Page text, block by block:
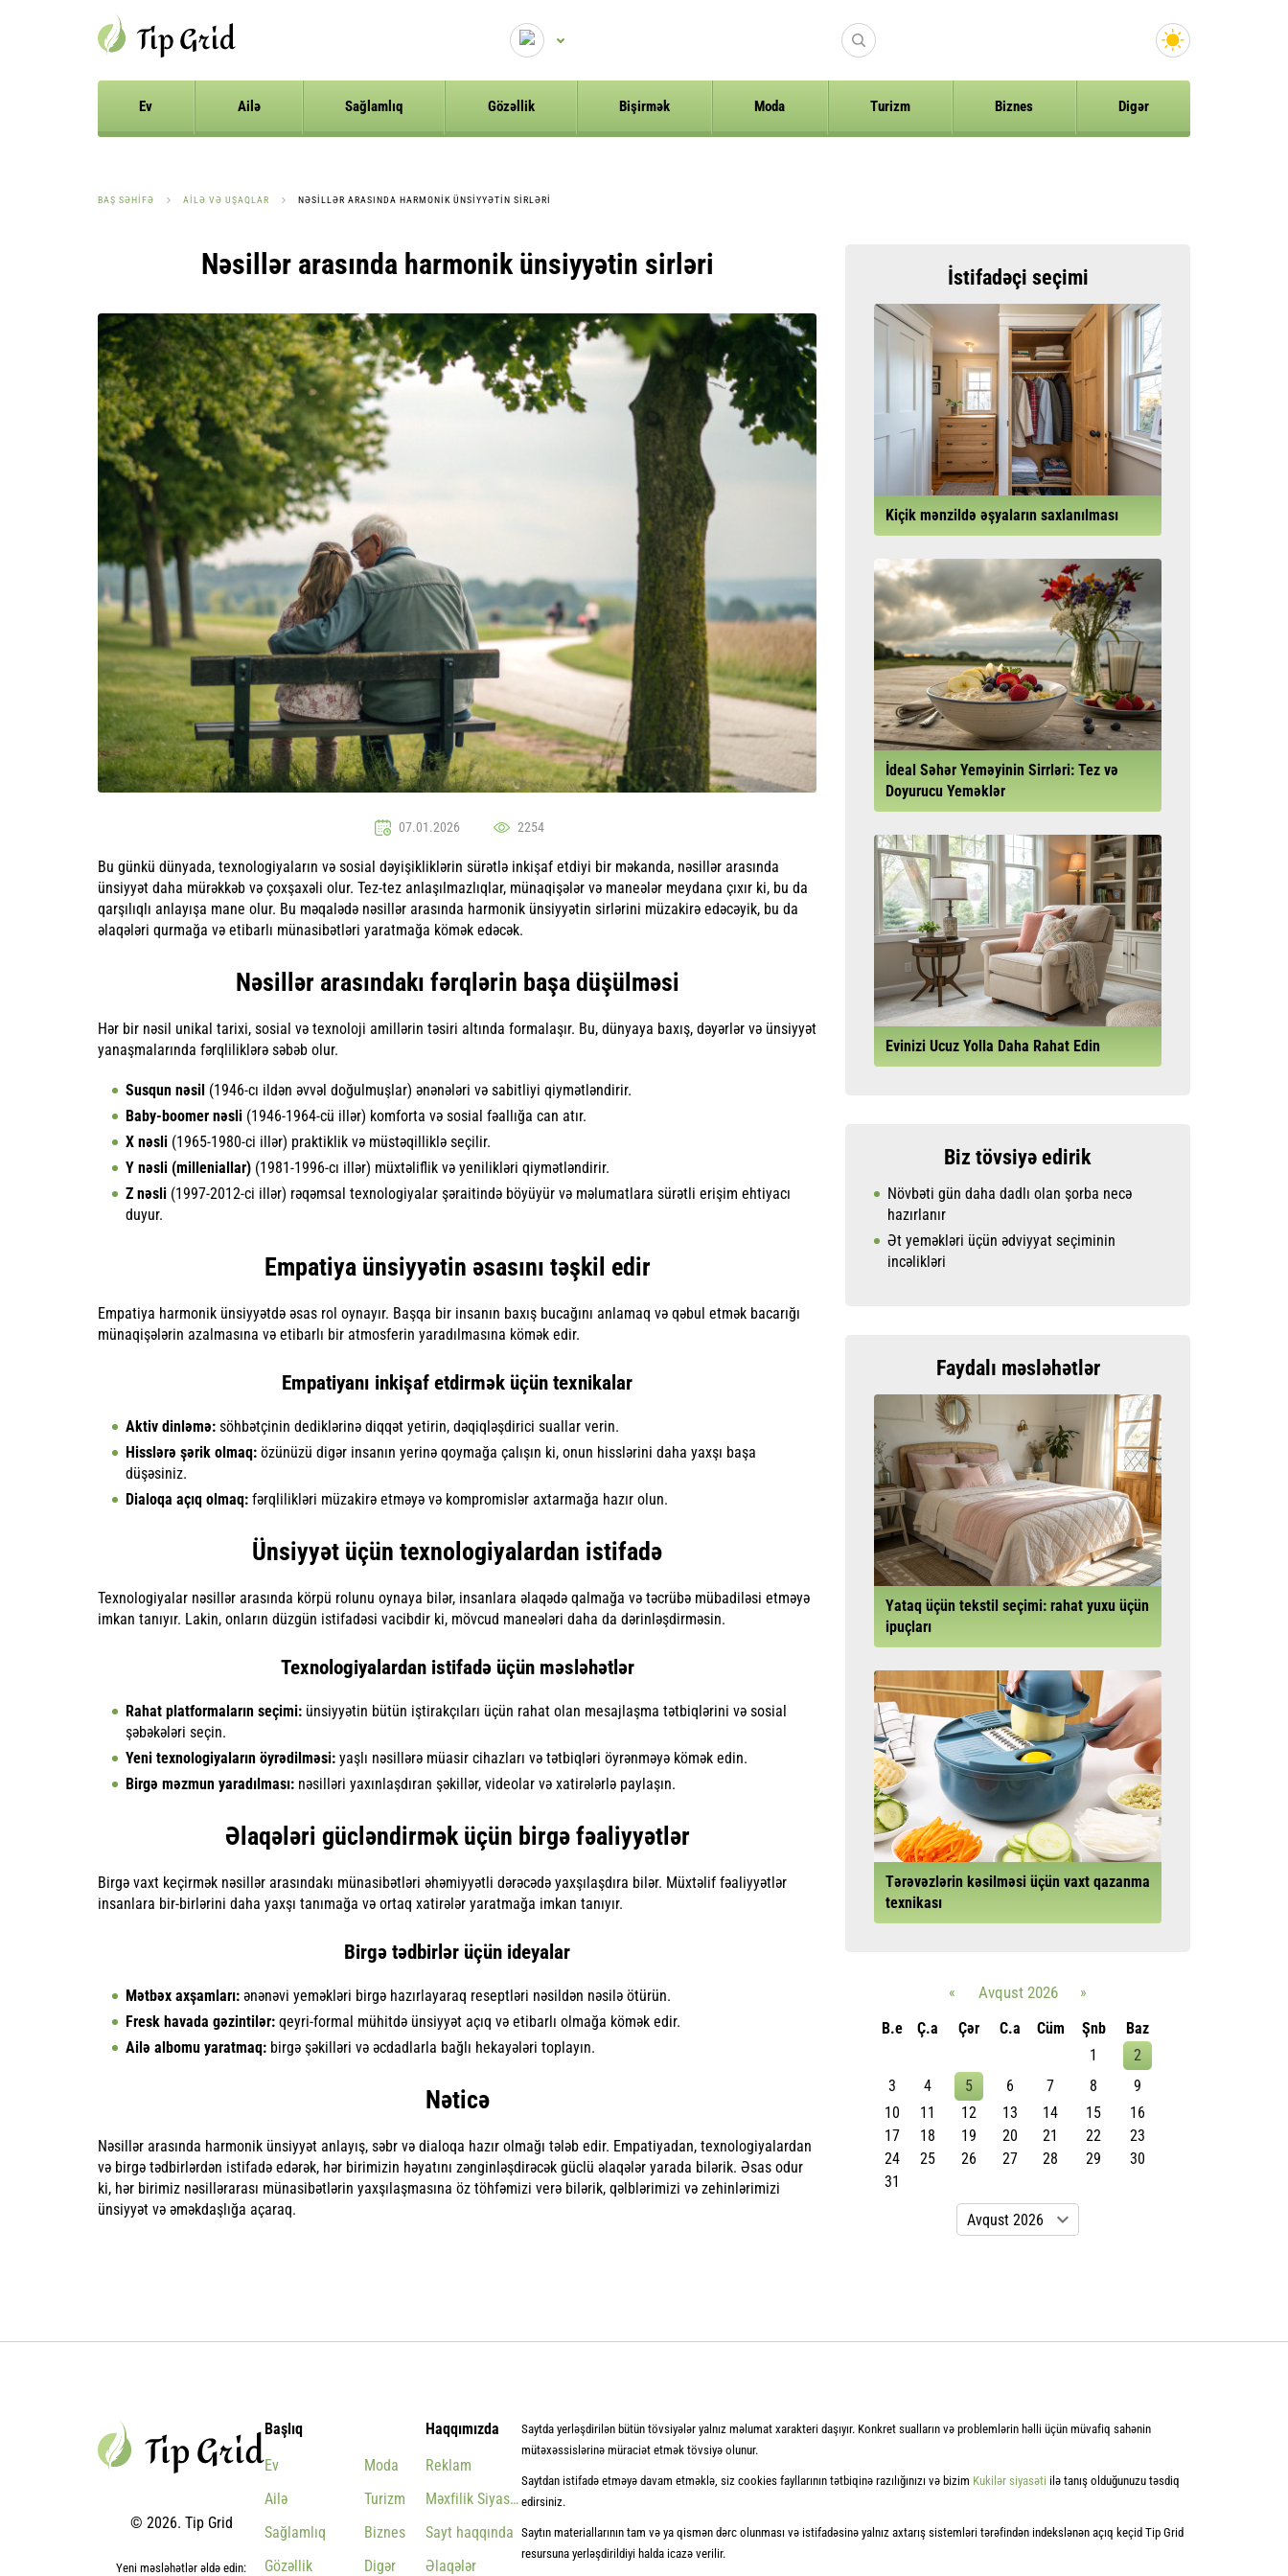
Ev Ailə Sağlamlıq Gözəllik Bişirmək Moda Turizm Biznes Digər
BAŞ SƏHIFƏ AILƏ VƏ UŞAQLAR NƏSILLƏR ARASINDA HARMONIK ÜNSIYYƏTIN SIRLƏRI
Nəsillər arasında harmonik ünsiyyətin sirləri
07.01.2026 2254
Bu günkü dünyada, texnologiyaların və sosial dəyişikliklərin sürətlə inkişaf etdiyi bir məkanda, nəsillər arasında
ünsiyyət daha mürəkkəb və çoxşaxəli olur. Tez-tez anlaşılmazlıqlar, münaqişələr və maneələr meydana çıxır ki, bu da
qarşılıqlı anlayışa mane olur. Bu məqalədə nəsillər arasında harmonik ünsiyyətin sirlərini müzakirə edəcəyik, bu da
əlaqələri qurmağa və etibarlı münasibətləri yaratmağa kömək edəcək.
Nəsillər arasındakı fərqlərin başa düşülməsi
Hər bir nəsil unikal tarixi, sosial və texnoloji amillərin təsiri altında formalaşır. Bu, dünyaya baxış, dəyərlər və ünsiyyət
yanaşmalarında fərqliliklərə səbəb olur.
Susqun nəsil (1946-cı ildən əvvəl doğulmuşlar) ənənələri və sabitliyi qiymətləndirir.
Baby-boomer nəsli (1946-1964-cü illər) komforta və sosial fəallığa can atır.
X nəsli (1965-1980-ci illər) praktiklik və müstəqilliklə seçilir.
Y nəsli (milleniallar) (1981-1996-cı illər) müxtəliflik və yenilikləri qiymətləndirir.
Z nəsli (1997-2012-ci illər) rəqəmsal texnologiyalar şəraitində böyüyür və məlumatlara sürətli erişim ehtiyacı
duyur.
Empatiya ünsiyyətin əsasını təşkil edir
Empatiya harmonik ünsiyyətdə əsas rol oynayır. Başqa bir insanın baxış bucağını anlamaq və qəbul etmək bacarığı
münaqişələrin azalmasına və etibarlı bir atmosferin yaradılmasına kömək edir.
Empatiyanı inkişaf etdirmək üçün texnikalar
Aktiv dinləmə: söhbətçinin dediklərinə diqqət yetirin, dəqiqləşdirici suallar verin.
Hisslərə şərik olmaq: özünüzü digər insanın yerinə qoymağa çalışın ki, onun hisslərini daha yaxşı başa
düşəsiniz.
Dialoqa açıq olmaq: fərqlilikləri müzakirə etməyə və kompromislər axtarmağa hazır olun.
Ünsiyyət üçün texnologiyalardan istifadə
Texnologiyalar nəsillər arasında körpü rolunu oynaya bilər, insanlara əlaqədə qalmağa və təcrübə mübadiləsi etməyə
imkan tanıyır. Lakin, onların düzgün istifadəsi vacibdir ki, mövcud maneələri daha da dərinləşdirməsin.
Texnologiyalardan istifadə üçün məsləhətlər
Rahat platformaların seçimi: ünsiyyətin bütün iştirakçıları üçün rahat olan mesajlaşma tətbiqlərini və sosial
şəbəkələri seçin.
Yeni texnologiyaların öyrədilməsi: yaşlı nəsillərə müasir cihazları və tətbiqləri öyrənməyə kömək edin.
Birgə məzmun yaradılması: nəsilləri yaxınlaşdıran şəkillər, videolar və xatirələrlə paylaşın.
Əlaqələri gücləndirmək üçün birgə fəaliyyətlər
Birgə vaxt keçirmək nəsillər arasındakı münasibətləri əhəmiyyətli dərəcədə yaxşılaşdıra bilər. Müxtəlif fəaliyyətlər
insanlara bir-birlərini daha yaxşı tanımağa və ortaq xatirələr yaratmağa imkan tanıyır.
Birgə tədbirlər üçün ideyalar
Mətbəx axşamları: ənənəvi yeməkləri birgə hazırlayaraq reseptləri nəsildən nəsilə ötürün.
Fresk havada gəzintilər: qeyri-formal mühitdə ünsiyyət açıq və etibarlı olmağa kömək edir.
Ailə albomu yaratmaq: birgə şəkilləri və əcdadlarla bağlı hekayələri toplayın.
Nəticə
Nəsillər arasında harmonik ünsiyyət anlayış, səbr və dialoqa hazır olmağı tələb edir. Empatiyadan, texnologiyalardan
və birgə tədbirlərdən istifadə edərək, hər birimizin həyatını zənginləşdirəcək güclü əlaqələr yarada bilərik. Əsas odur
ki, hər birimiz nəsillərarası münasibətlərin yaxşılaşmasına öz töhfəmizi verə bilərik, qəlblərimizi və zehinlərimizi
ünsiyyət və əməkdaşlığa açaraq.
İstifadəçi seçimi
Kiçik mənzildə əşyaların saxlanılması
İdeal Səhər Yeməyinin Sirrləri: Tez və
Doyurucu Yeməklər
Evinizi Ucuz Yolla Daha Rahat Edin
Biz tövsiyə edirik
Növbəti gün daha dadlı olan şorba necə
hazırlanır
Ət yeməkləri üçün ədviyyat seçiminin
incəlikləri
Faydalı məsləhətlər
Yataq üçün tekstil seçimi: rahat yuxu üçün
ipuçları
Tərəvəzlərin kəsilməsi üçün vaxt qazanma
texnikası
« Avqust 2026
»
B.e
Ç.a Çər C.a Cüm Şnb
Baz
1
2
3
4 5 6 7 8
9
10
11 12 13 14 15
16
17
18 19 20 21 22
23
24
25 26 27 28 29
30
31
© 2026. Tip Grid
Yeni məsləhətlər əldə edin:
Başlıq
Ev
Ailə
Sağlamlıq
Gözəllik
Moda
Turizm
Biznes
Digər
Haqqımızda
Reklam
Məxfilik Siyasəti
Sayt haqqında
Əlaqələr
Saytda yerləşdirilən bütün tövsiyələr yalnız məlumat xarakteri daşıyır. Konkret sualların və problemlərin həlli üçün müvafiq sahənin
mütəxəssislərinə müraciət etmək tövsiyə olunur.
Saytdan istifadə etməyə davam etməklə, siz cookies fayllarının tətbiqinə razılığınızı və bizim Kukilər siyasəti ilə tanış olduğunuzu təsdiq
edirsiniz.
Saytın materiallarının tam və ya qismən dərc olunması və istifadəsinə yalnız axtarış sistemləri tərəfindən indekslənən açıq keçid Tip Grid
resursuna yerləşdirildiyi halda icazə verilir.